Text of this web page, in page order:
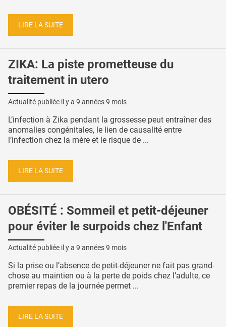
LIRE LA SUITE
ZIKA: La piste prometteuse du
traitement in utero
Actualité publiée il y a 9 années 9 mois
L’infection à Zika pendant la grossesse peut entraîner des
anomalies congénitales, le lien de causalité entre
l’infection chez la mère et le risque de ...
LIRE LA SUITE
OBÉSITÉ : Sommeil et petit-déjeuner
pour éviter le surpoids chez l'Enfant
Actualité publiée il y a 9 années 9 mois
Si la prise ou l’absence de petit-déjeuner ne fait pas grand-
chose au maintien ou à la perte de poids chez l’adulte, ce
premier repas de la journée permet ...
LIRE LA SUITE